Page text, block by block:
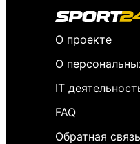
О проекте
О
IT
FAQ
Обратная связь